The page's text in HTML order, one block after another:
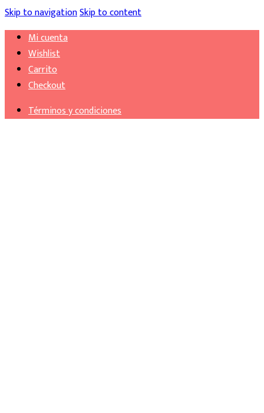
Skip to navigationSkip to content
Mi cuenta
Wishlist
Carrito
Checkout
Términos y condiciones